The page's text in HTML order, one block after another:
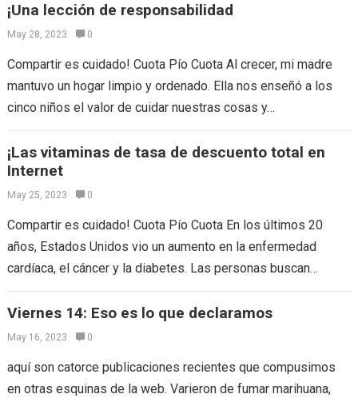
¡Una lección de responsabilidad
May 28, 2023 0
Compartir es cuidado! Cuota Pío Cuota Al crecer, mi madre
mantuvo un hogar limpio y ordenado. Ella nos enseñó a los
cinco niños el valor de cuidar nuestras cosas y…
¡Las vitaminas de tasa de descuento total en
Internet
May 25, 2023 0
Compartir es cuidado! Cuota Pío Cuota En los últimos 20
años, Estados Unidos vio un aumento en la enfermedad
cardíaca, el cáncer y la diabetes. Las personas buscan
Viernes 14: Eso es lo que declaramos
May 16, 2023 0
aquí son catorce publicaciones recientes que compusimos
en otras esquinas de la web. Varieron de fumar marihuana,